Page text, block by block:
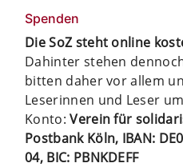
Spenden
Die SoZ steht online
Dahinter stehen
bitten daher vor allem
Leserinnen und Leser
Konto:Verein für
Postbank Köln, IBAN:
04, BIC: PBNKDEFF